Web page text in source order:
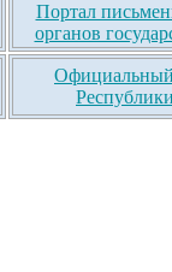
Портал
органов
Официальный